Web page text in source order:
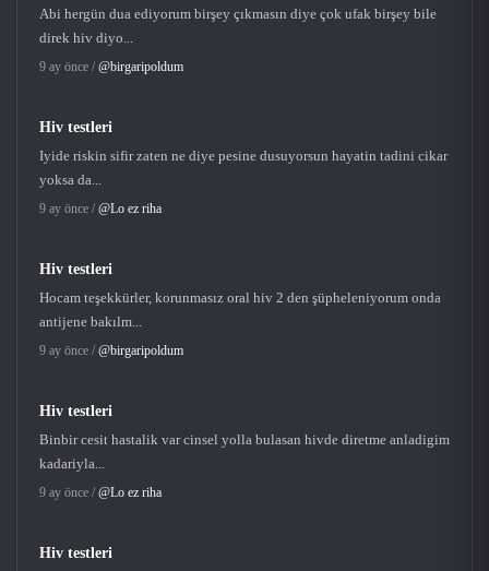
Abi hergün dua ediyorum birşey çıkmasın diye çok ufak birşey bile
direk hiv diyo...
9 ay önce / @birgaripoldum
Hiv testleri
Iyide riskin sifir zaten ne diye pesine dusuyorsun hayatin tadini cikar
yoksa da...
9 ay önce / @Lo ez riha
Hiv testleri
Hocam teşekkürler, korunmasız oral hiv 2 den şüpheleniyorum onda
antijene bakılm...
9 ay önce / @birgaripoldum
Hiv testleri
Binbir cesit hastalik var cinsel yolla bulasan hivde diretme anladigim
kadariyla...
9 ay önce / @Lo ez riha
Hiv testleri